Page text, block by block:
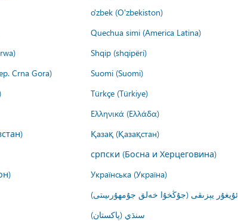
o'zbek (O'zbekiston)
Quechua simi (America Latina)
Shqip (shqipëri)
Crna Gora) Suomi (Suomi)
Türkçe (Türkiye)
Ελληνικά (Ελλάδα)
Қазақ (Қазақстан)
српски (Босна и Херцеговина)
Українська (Україна)
ئۇيغۇر يېزىقى (جۇڭخۇا خەلق جۇمھۇرىيىتى)
سنڌي (پاکستان)